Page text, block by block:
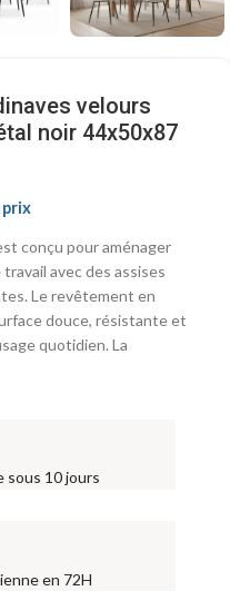
velours
noir 44x50x87
conçu pour aménager
avec des assises
Le revêtement en
douce, résistante et
quotidien. La
sous 10 jours
en 72H